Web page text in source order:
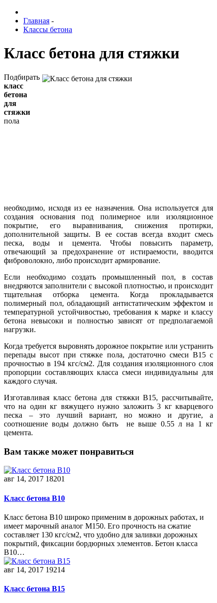
Главная -
Классы бетона
Класс бетона для стяжки
Подбирать
класс
бетона
для
стяжки
пола
необходимо, исходя из ее назначения. Она используется для
создания основания под полимерное или изоляционное
покрытие, его выравнивания, снижения протирки,
дополнительной защиты. В ее состав всегда входит смесь
песка, воды и цемента. Чтобы повысить параметр,
отвечающий за предохранение от истираемости, вводится
фиброволокно, либо происходит армирование.
Если необходимо создать промышленный пол, в состав
внедряются заполнители с высокой плотностью, и происходит
тщательная отборка цемента. Когда прокладывается
полимерный пол, обладающий антистатическим эффектом и
температурной устойчивостью, требования к марке и классу
бетона невысоки и полностью зависят от предполагаемой
нагрузки.
Когда требуется выровнять дорожное покрытие или устранить
перепады высот при стяжке пола, достаточно смеси В15 с
прочностью в 194 кгс/см2. Для создания изоляционного слоя
пропорции составляющих класса смеси индивидуальны для
каждого случая.
Изготавливая класс бетона для стяжки В15, рассчитывайте,
что на один кг вяжущего нужно заложить 3 кг кварцевого
песка – это лучший вариант, но можно и другие, а
соотношение воды должно быть не выше 0.55 л на 1 кг
цемента.
Вам также может понравиться
авг 14, 2017 18201
Класс бетона В10
Класс бетона В10 широко применим в дорожных работах, и
имеет марочный аналог М150. Его прочность на сжатие
составляет 130 кгс/см2, что удобно для заливки дорожных
покрытий, фиксации бордюрных элементов. Бетон класса
В10…
авг 14, 2017 19214
Класс бетона В15